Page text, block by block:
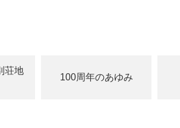
荘地
100周年のあゆみ